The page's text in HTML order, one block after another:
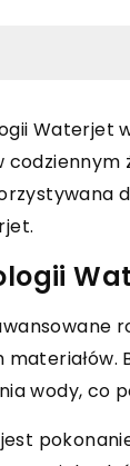
Waterjet
wody, co